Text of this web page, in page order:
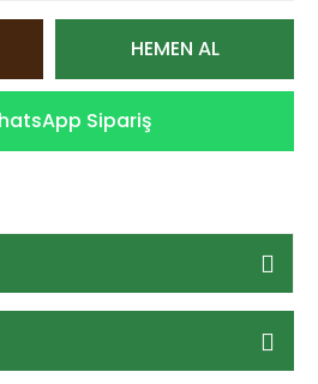
HEMEN AL
Sipariş